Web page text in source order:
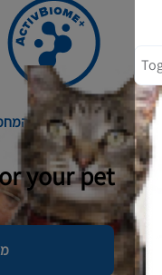
for your pet
של חיות המחמד